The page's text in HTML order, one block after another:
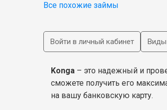
Все похожие займы
Войти в личный кабинет Виды
Konga – это надежный и
сможете получить его
на вашу банковскую карту.